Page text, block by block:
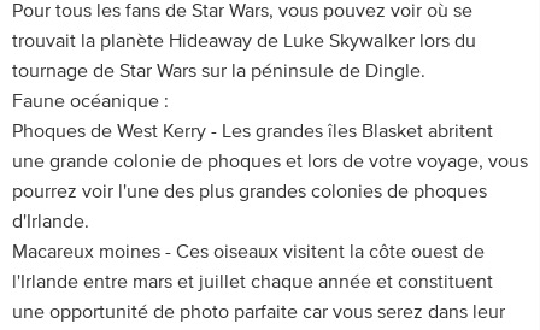
Pour tous les fans de Star Wars, vous pouvez voir où se
trouvait la planète Hideaway de Luke Skywalker lors du
tournage de Star Wars sur la péninsule de Dingle.
Faune océanique :
Phoques de West Kerry - Les grandes îles Blasket abritent
une grande colonie de phoques et lors de votre voyage, vous
pourrez voir l'une des plus grandes colonies de phoques
d'Irlande.
Macareux moines - Ces oiseaux visitent la côte ouest de
l'Irlande entre mars et juillet chaque année et constituent
une opportunité de photo parfaite car vous serez dans leur